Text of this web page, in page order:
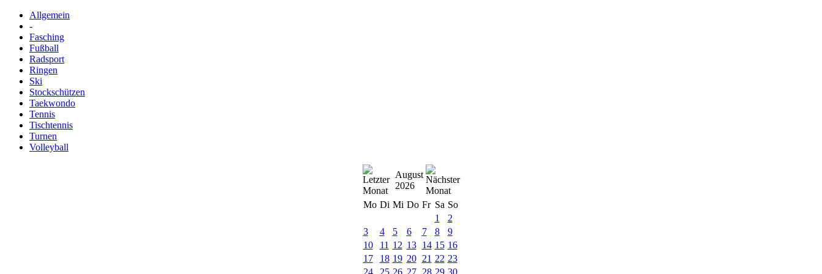
Allgemein
-
Fasching
Fußball
Radsport
Ringen
Ski
Stockschützen
Taekwondo
Tennis
Tischtennis
Turnen
Volleyball
August
2026
Mo Di Mi Do Fr Sa So
1
2
3
4 5 6 7 8
9
10
11 12 13 14 15 16
17
18 19 20 21 22 23
24
25 26 27 28 29 30